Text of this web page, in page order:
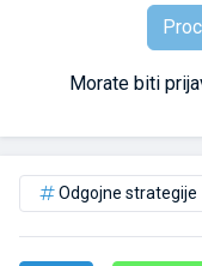
Morate biti
Odgojne strategije